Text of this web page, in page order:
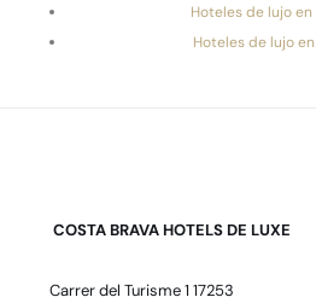
Hoteles de lujo en
Hoteles de lujo
COSTA BRAVA HOTELS DE LUXE
Carrer del Turisme 1 17253